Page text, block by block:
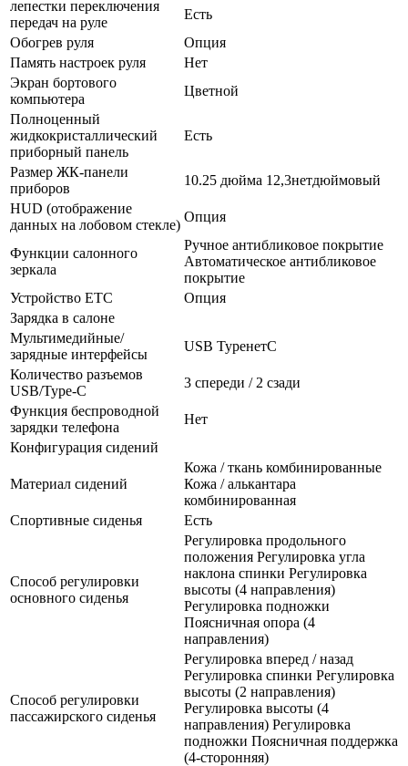
лепестки переключения
передач на руле
Есть
Обогрев руля
Опция
Память настроек руля
Нет
Экран бортового
компьютера
Цветной
Полноценный
жидкокристаллический
приборный панель
Есть
Размер ЖК-панели
приборов
10.25 дюйма 12,3нетдюймовый
HUD (отображение
данных на лобовом стекле)
Опция
Функции салонного
зеркала
Ручное антибликовое покрытие
Автоматическое антибликовое
покрытие
Устройство ETC
Опция
Зарядка в салоне
Мультимедийные/
зарядные интерфейсы
USB TypeнетC
Количество разъемов
USB/Type-C
3 спереди / 2 сзади
Функция беспроводной
зарядки телефона
Нет
Конфигурация сидений
Материал сидений
Кожа / ткань комбинированные
Кожа / алькантара
комбинированная
Спортивные сиденья
Есть
Способ регулировки
основного сиденья
Регулировка продольного
положения Регулировка угла
наклона спинки Регулировка
высоты (4 направления)
Регулировка подножки
Поясничная опора (4
направления)
Способ регулировки
пассажирского сиденья
Регулировка вперед / назад
Регулировка спинки Регулировка
высоты (2 направления)
Регулировка высоты (4
направления) Регулировка
подножки Поясничная поддержка
(4-сторонняя)